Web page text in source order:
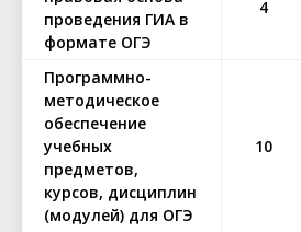
проведения ГИА в
формате ОГЭ
4
Программно-
методическое
обеспечение
учебных
предметов,
курсов, дисциплин
(модулей) для ОГЭ
10